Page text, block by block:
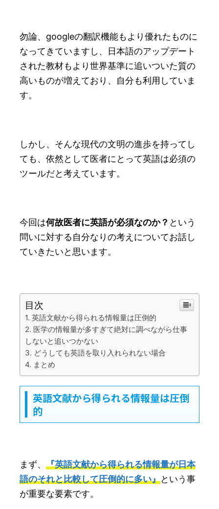
勿論、googleの翻訳機能もより優れたものに
なってきていますし、日本語のアップデート
された教材もより世界基準に追いついた質の
高いものが増えており、自分も利用していま
す。
しかし、そんな現代の文明の進歩を持ってし
ても、依然として医者にとって英語は必須の
ツールだと考えています。
今回は何故医者に英語が必須なのか？ という
問いに対する自分なりの考えについてお話し
ていきたいと思います。
目次
英語文献から得られる情報量は圧倒的
医学の情報量が多すぎて絶対に調べながら仕事
しないと追いつかない
どうしても英語を取り入れられない場合
まとめ
英語文献から得られる情報量は圧倒
的
まず、 『英語文献から得られる情報量が日本
語のそれと比較して圧倒的に多い』という事
が重要な要素です。